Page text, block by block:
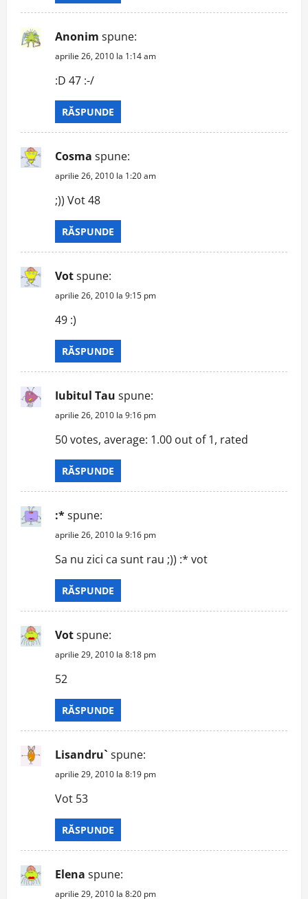
Anonim spune:
aprilie 26, 2010 la 1:14 am
:D 47 :-/
RĂSPUNDE
Cosma spune:
aprilie 26, 2010 la 1:20 am
;)) Vot 48
RĂSPUNDE
Votspune:
aprilie 26, 2010 la 9:15 pm
49 :)
RĂSPUNDE
Iubitul Tau spune:
aprilie 26, 2010 la 9:16 pm
50 votes, average: 1.00 out of 1, rated
RĂSPUNDE
:*spune:
aprilie 26, 2010 la 9:16 pm
Sa nu zici ca sunt rau ;)) :* vot
RĂSPUNDE
Votspune:
aprilie 29, 2010 la 8:18 pm
52
RĂSPUNDE
Lisandru` spune:
aprilie 29, 2010 la 8:19 pm
Vot 53
RĂSPUNDE
Elena spune:
aprilie 29, 2010 la 8:20 pm